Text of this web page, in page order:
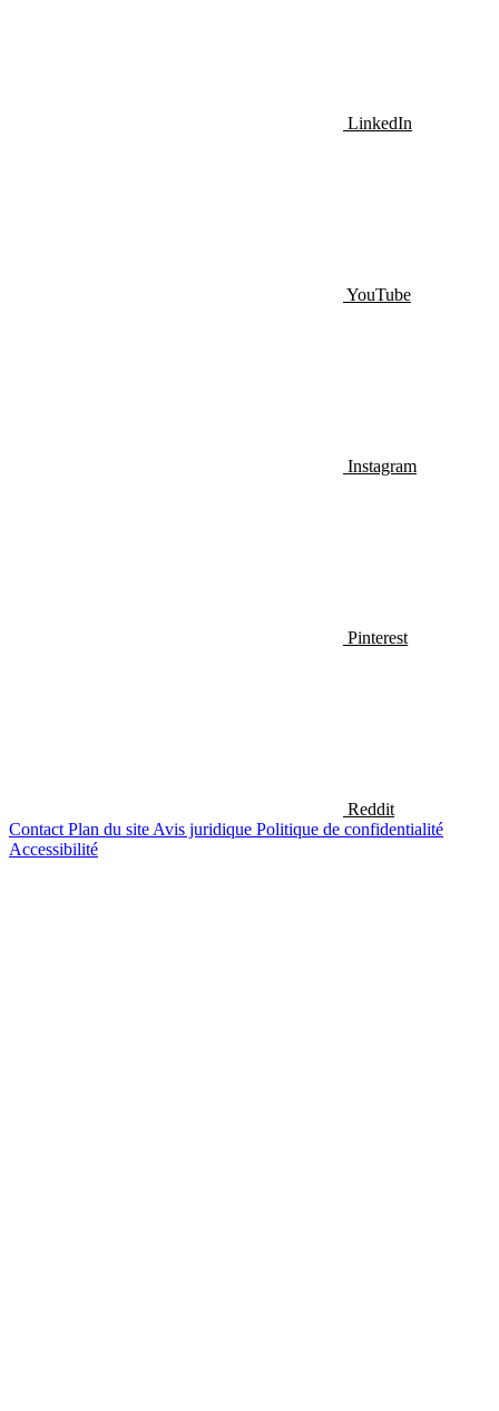
LinkedIn
YouTube
Instagram
Pinterest
Reddit
Contact Plan du site Avis juridique Politique de confidentialité
Accessibilité